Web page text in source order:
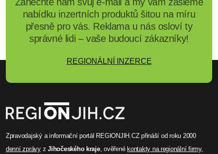
nabídku inzertních produktů šitou na míru
přesně pro vás. Reklama u nás osloví ty
správné lidi – vaše budoucí zákazníky!
REGIONÁLNÍ INZERCE
Zpravodajský a informační portál REGIONJIH.CZ přináší od roku 2000
denní zprávyzJihočeského kraje, ověřené kontakty na regionální firmy,